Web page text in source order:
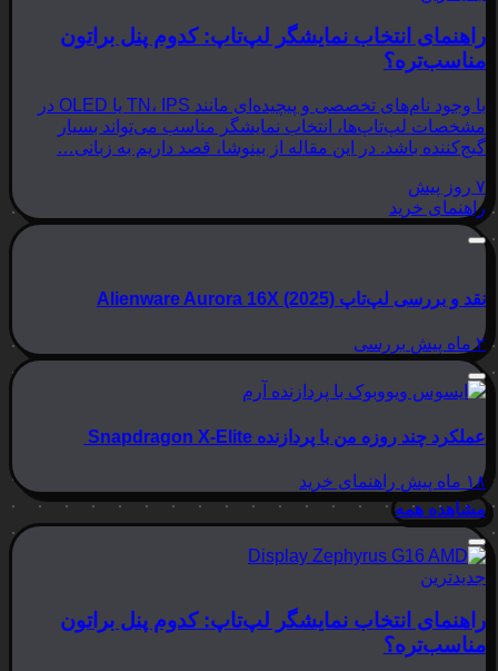
راهنمای انتخاب نمایشگر لپ‌تاپ: کدوم پنل براتون
مناسب‌تره؟
با وجود نام‌های تخصصی و پیچیده‌ای مانند TN، IPS یا OLED در
مشخصات لپ‌تاپ‌ها، انتخاب نمایشگر مناسب می‌تواند بسیار
گیج‌کننده باشد. در این مقاله از بینوشا، قصد داریم به زبانی…
۷ روز پیش
راهنمای خرید
نقد و بررسی لپ‌تاپ Alienware Aurora 16X (2025)
۲ ماه پیش بررسی
عملکرد چند روزه من با پردازنده Snapdragon X-Elite
۱۸ ماه پیش
راهنمای خرید
مشاهده همه
جدیدترین
راهنمای انتخاب نمایشگر لپ‌تاپ: کدوم پنل براتون
مناسب‌تره؟